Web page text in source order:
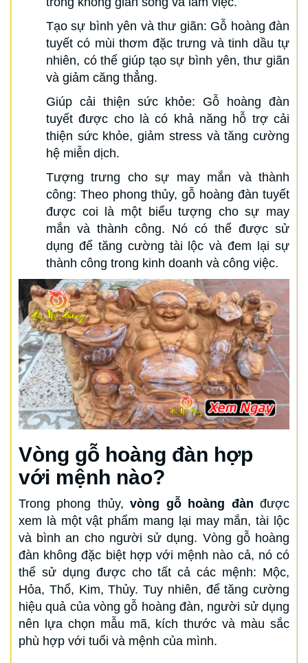
Tạo sự bình yên và thư giãn: Gỗ hoàng đàn
tuyết có mùi thơm đặc trưng và tinh dầu tự
nhiên, có thể giúp tạo sự bình yên, thư giãn
và giảm căng thẳng.
Giúp cải thiện sức khỏe: Gỗ hoàng đàn
tuyết được cho là có khả năng hỗ trợ cải
thiện sức khỏe, giảm stress và tăng cường
hệ miễn dịch.
Tượng trưng cho sự may mắn và thành
công: Theo phong thủy, gỗ hoàng đàn tuyết
được coi là một biểu tượng cho sự may
mắn và thành công. Nó có thể được sử
dụng để tăng cường tài lộc và đem lại sự
thành công trong kinh doanh và công việc.
Vòng gỗ hoàng đàn hợp
với mệnh nào?
Trong phong thủy, vòng gỗ hoàng đàn được
xem là một vật phẩm mang lại may mắn, tài lộc
và bình an cho người sử dụng. Vòng gỗ hoàng
đàn không đặc biệt hợp với mệnh nào cả, nó có
thể sử dụng được cho tất cả các mệnh: Mộc,
Hỏa, Thổ, Kim, Thủy. Tuy nhiên, để tăng cường
hiệu quả của vòng gỗ hoàng đàn, người sử dụng
nên lựa chọn mẫu mã, kích thước và màu sắc
phù hợp với tuổi và mệnh của mình.